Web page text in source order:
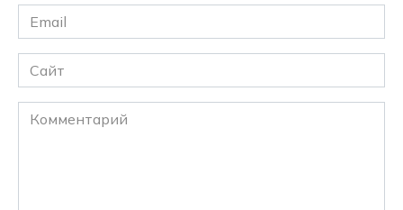
Email
*
Сайт
Комментарий